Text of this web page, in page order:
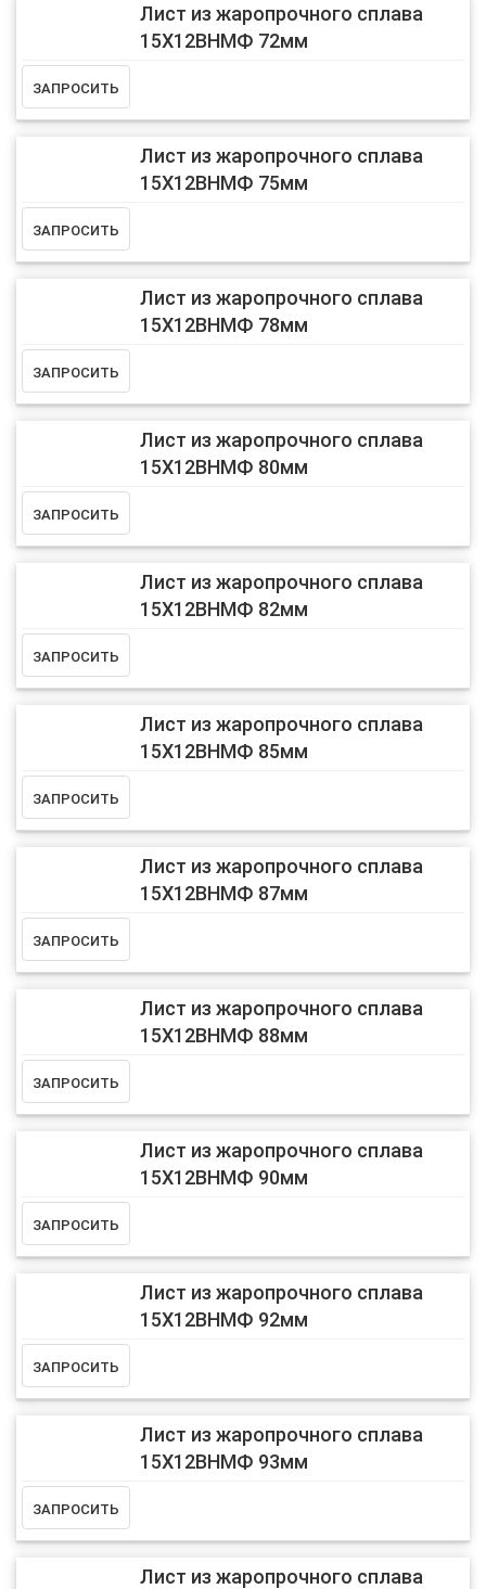
Лист из жаропрочного сплава
15Х12ВНМФ 72мм
Лист из жаропрочного сплава
15Х12ВНМФ 75мм
Лист из жаропрочного сплава
15Х12ВНМФ 78мм
Лист из жаропрочного сплава
15Х12ВНМФ 80мм
Лист из жаропрочного сплава
15Х12ВНМФ 82мм
Лист из жаропрочного сплава
15Х12ВНМФ 85мм
Лист из жаропрочного сплава
15Х12ВНМФ 87мм
Лист из жаропрочного сплава
15Х12ВНМФ 88мм
Лист из жаропрочного сплава
15Х12ВНМФ 90мм
Лист из жаропрочного сплава
15Х12ВНМФ 92мм
Лист из жаропрочного сплава
15Х12ВНМФ 93мм
Лист из жаропрочного сплава